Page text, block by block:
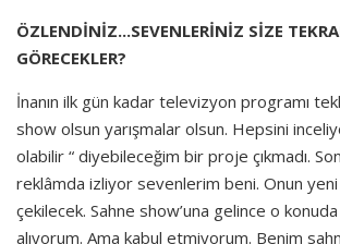
ÖZLENDİNİZ...SEVENLERİNİZ SİZE
GÖRECEKLER?
İnanın ilk gün kadar televizyon programı
show olsun yarışmalar olsun. Hepsini
olabilir “ diyebileceğim bir proje çıkmadı.
reklâmda izliyor sevenlerim beni. Onun
çekilecek. Sahne show’una gelince o
alıyorum. Ama kabul etmiyorum. Benim